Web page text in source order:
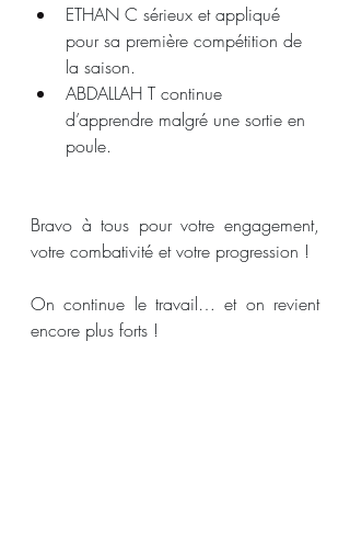
ETHAN C sérieux et appliqué
pour sa première compétition de
la saison.
ABDALLAH T continue
d’apprendre malgré une sortie en
poule.
Bravo à tous pour votre engagement,
votre combativité et votre progression !
On continue le travail… et on revient
encore plus forts !